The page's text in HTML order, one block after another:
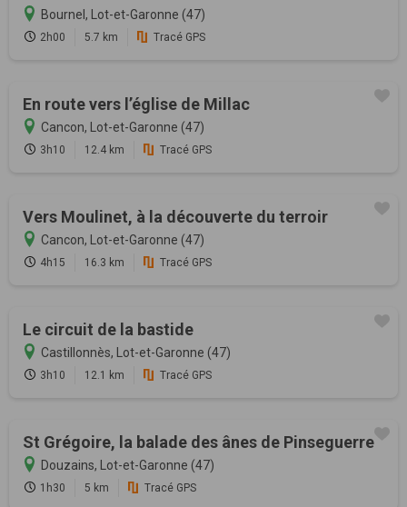
Bournel, Lot-et-Garonne (47)
2h00 5.7 km Tracé GPS
En route vers l’église de Millac
Cancon, Lot-et-Garonne (47)
3h10 12.4 km Tracé GPS
Vers Moulinet, à la découverte du terroir
Cancon, Lot-et-Garonne (47)
4h15 16.3 km Tracé GPS
Le circuit de la bastide
Castillonnès, Lot-et-Garonne (47)
3h10 12.1 km Tracé GPS
St Grégoire, la balade des ânes de Pinseguerre
Douzains, Lot-et-Garonne (47)
1h30 5 km Tracé GPS